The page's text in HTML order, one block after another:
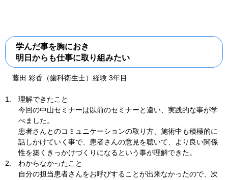
学んだ事を胸におき
明日からも仕事に取り組みたい
藤田 彩香（歯科衛生士）経験 3年目
1. 理解できたこと
今回の中山セミナーは以前のセミナーと違い、実践的な事が学
べました。
患者さんとのコミュニケーションの取り方、施術中も積極的に
話しかけていく事で、患者さんの意見を聴いて、より良い関係
性を築くきっかけづくりになるという事が理解できた。
2. わからなかったこと
自分の担当患者さんをお呼びすることが出来なかったので、次